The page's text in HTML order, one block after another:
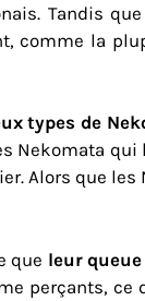
Tandis
comme la
types de
Nekomata
Alors que
que leur
perçants, ce